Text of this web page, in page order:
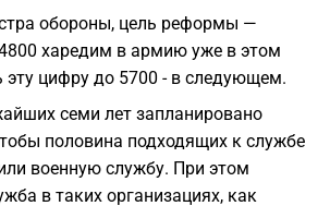
обороны, цель реформы —
харедим в армию уже в этом
эту цифру до 5700 - в следующем.
семи лет запланировано
половина подходящих к службе
военную службу. При этом
в таких организациях, как